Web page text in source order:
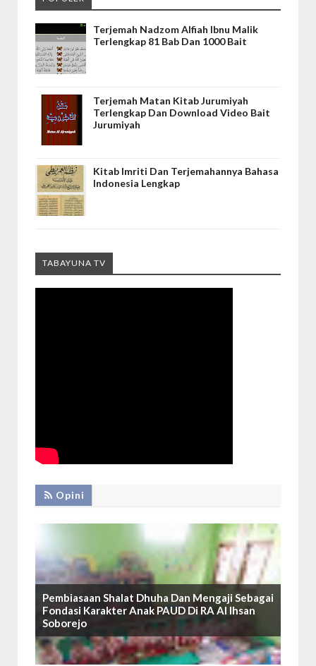
Terjemah Nadzom Alfiah Ibnu Malik
Terlengkap 81 Bab Dan 1000 Bait
Terjemah Matan Kitab Jurumiyah
Terlengkap Dan Download Video Bait
Jurumiyah
Kitab Imriti Dan Terjemahannya Bahasa
Indonesia Lengkap
TABAYUNA TV
Opini
Pembiasaan Shalat Dhuha Dan Mengaji Sebagai
Fondasi Karakter Anak PAUD Di RA Al Ihsan
Soborejo